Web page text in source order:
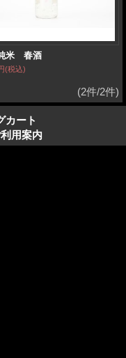
米 春酒
(税込)
(2件/2件)
カート
用案内